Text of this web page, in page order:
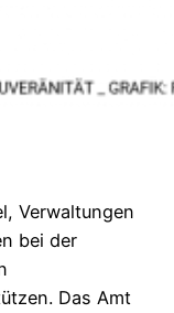
Verwaltungen
bei der
Das Amt